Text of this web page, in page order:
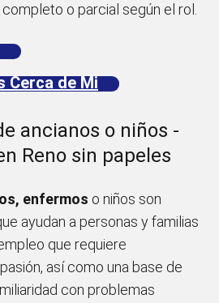
completo o parcial según el rol.
Cerca de Mi
ancianos o niños -
Reno sin papeles
enfermos o niños son
ayudan a personas y familias
que requiere
así como una base de
con problemas